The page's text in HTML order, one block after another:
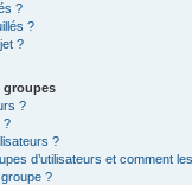
?
?
?
groupes
?
?
?
d’utilisateurs et comment
?